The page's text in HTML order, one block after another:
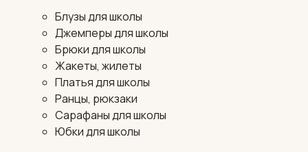
Блузы для школы
Джемперы для школы
Брюки для школы
Жакеты, жилеты
Платья для школы
Ранцы, рюкзаки
Сарафаны для школы
Юбки для школы